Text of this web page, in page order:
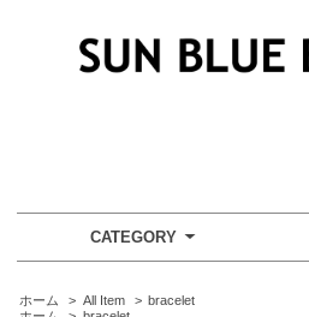
CATEGORY
ホーム > All Item > bracelet